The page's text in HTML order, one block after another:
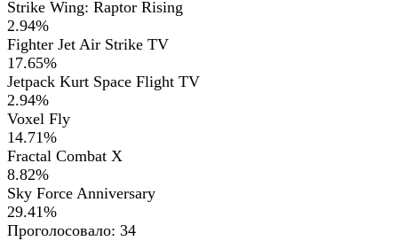
Strike Wing: Raptor Rising
2.94%
Fighter Jet Air Strike TV
17.65%
Jetpack Kurt Space Flight TV
2.94%
Voxel Fly
14.71%
Fractal Combat X
8.82%
Sky Force Anniversary
29.41%
Проголосовало: 34